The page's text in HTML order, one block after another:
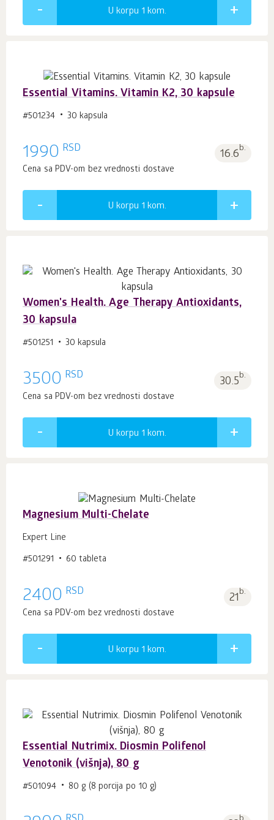
U korpu 1 kom.
Essential Vitamins. Vitamin K2, 30 kapsule
#501234 30 kapsula
1990 RSD 16.6b.
Cena sa PDV-om bez vrednosti dostave
U korpu 1 kom.
Women's Health. Age Тhеrару Antioxidants,
30 kapsula
#501251 30 kapsula
3500 RSD 30.5b.
Cena sa PDV-om bez vrednosti dostave
U korpu 1 kom.
Magnesium Multi-Chelate
Expert Line
#501291 60 tableta
2400 RSD 21b.
Cena sa PDV-om bez vrednosti dostave
U korpu 1 kom.
Essential Nutrimix. Diosmin Polifenol
Venotonik (višnja), 80 g
#501094 80 g (8 porcija po 10 g)